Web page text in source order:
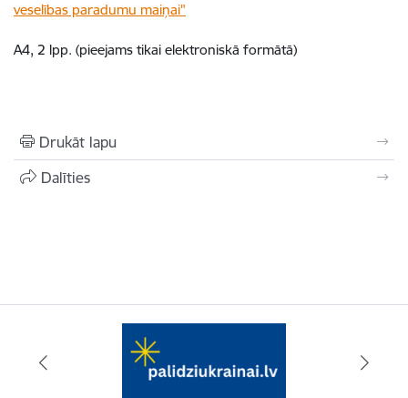
veselības paradumu maiņai"
A4, 2 lpp. (pieejams tikai elektroniskā formātā)
Drukāt lapu
Dalīties